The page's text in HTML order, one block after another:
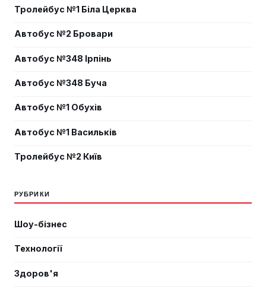
Тролейбус №1 Біла Церква
Автобус №2 Бровари
Автобус №348 Ірпінь
Автобус №348 Буча
Автобус №1 Обухів
Автобус №1 Васильків
Тролейбус №2 Київ
РУБРИКИ
Шоу-бізнес
Технології
Здоров'я